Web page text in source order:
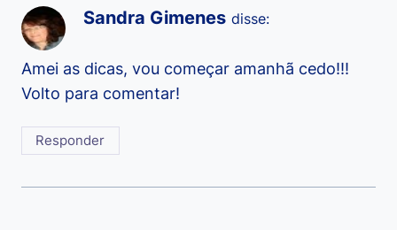
Sandra Gimenes disse:
Amei as dicas, vou começar amanhã cedo!!!
Volto para comentar!
Responder